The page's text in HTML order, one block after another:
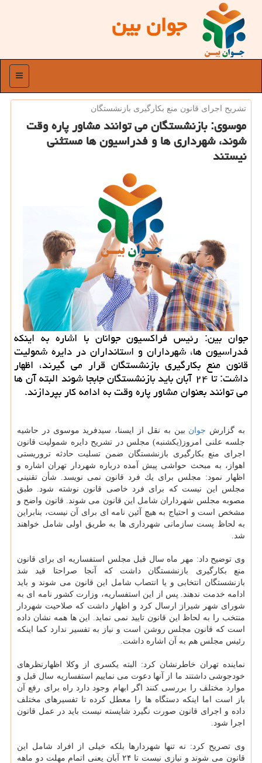
جوان بین
منو
تشریح اجرای قانون منع بكارگیری بازنشستگان
موسوی: بازنشستگان می توانند مشاور پاره وقت
شوند، شهرداری ها و فدراسیون ها مستثنی
نیستند
جوان بین: رئیس فراكسیون جوانان با اشاره به اینكه
فدراسیون ها، شهرداران و استانداران در دایره شمولیت
قانون منع بكارگیری بازنشستگان قرار می گیرند، اظهار
داشت: تا ۲۴ آبان باید بازنشستگان جابجا شوند البته آن ها
می توانند بعنوان مشاور پاره وقت به ادامه كار بپردازند.
به گزارش جوان بین به نقل از ایسنا، سیدفرید موسوی در حاشیه
جلسه علنی امروز(یكشنبه) مجلس در تشریح دایره شمولیت قانون
اجرای منع بكارگیری بازنشستگان ضمن تسلیت حادثه تروریستی
اهواز، به مبحث حواشی پیش آمده درباره شهردار تهران اشاره و
اظهار نمود: مجلس برای یك فرد قانون نمی نویسد. شأن تقنینی
مجلس این نیست كه برای فرد خاصی قانون نوشته شود. طبق
مصوبه مجلس شهرداران شامل این قانون می شوند. قانون واضح و
مشخص است و احتیاج به هیچ آئین نامه ای برای آن نیست، بنابراین
به لحاظ پست سازمانی شهرداری ها به طریق اولی شامل خواهند
شد.
وی توضیح داد: مهر ماه سال قبل مجلس استفساریه ای برای قانون
منع بكارگیری بازنشستگان داشت كه آنجا صراحتا قید شد
بازنشستگان انتخابی و یا انتصاب شامل این قانون می شوند و باید
ادامه خدمت ندهند. پس از این استفساریه، وزارت كشور نامه ای به
شورای شهر شیراز ارسال كرد و اظهار داشت كه صلاحیت شهردار
منتخب را به لحاظ این قانون تایید نمی نماید. این ها همه نشان داده
است كه قانون مجلس روشن است و نیاز به تفسیر ندارد كما اینكه
رئیس مجلس هم به آن اشاره داشت.
نماینده تهران خاطرنشان كرد: البته یكسری از وكلا اظهارنظرهای
خودجوشی داشتند ما از آنها دعوت می نماییم استفساریه سال قبل و
موارد مختلف را بررسی كنند اگر ابهام وجود دارد راه برای رفع آن
باز است اما اینكه دستگاه ها را معطل كرده تا تفسیرهای مختلف
داده و اجرای قانون صورت نگیرد شایسته نیست باید در عمل قانون
اجرا شود.
وی تصریح كرد: نه تنها شهردارها بلكه خیلی از افراد شامل این
قانون می شوند و نیازی نیست تا ۲۴ آبان یعنی اتمام مهلت دو ماهه